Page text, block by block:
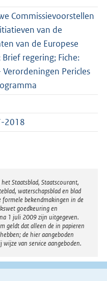
Commissievoorstellen
van de
van de Europese
Brief regering; Fiche:
Verordeningen Pericles
2018
Staatsblad, Staatscourant,
waterschapsblad en blad
formele bekendmakingen in de
goedkeuring en
1 juli 2009 zijn uitgegeven.
geldt dat alleen de in papieren
de hier aangeboden
van service aangeboden.